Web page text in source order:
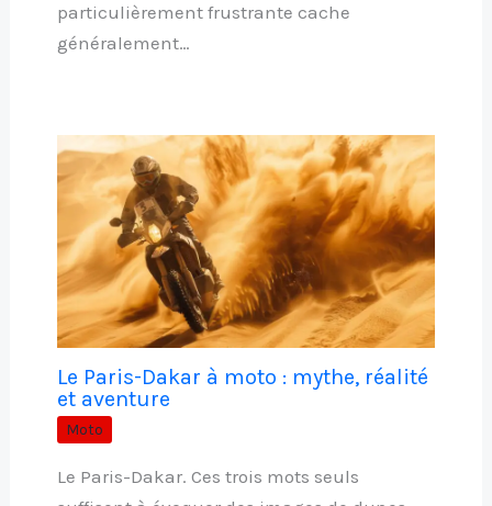
particulièrement frustrante cache
généralement…
Le Paris-Dakar à moto : mythe, réalité
et aventure
Moto
Le Paris-Dakar. Ces trois mots seuls